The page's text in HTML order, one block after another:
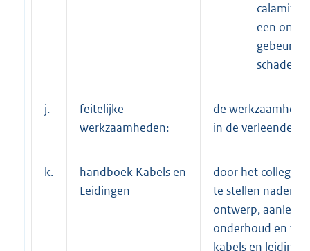
een
schade
j.
feitelijke
werkzaamheden:
de
in de verleende
k.
handboek Kabels en
Leidingen
door het college
te stellen nadere
ontwerp, aanleg,
onderhoud en
kabels en